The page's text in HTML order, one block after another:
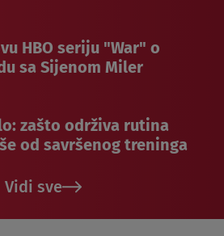
HBO seriju "War" o
sa Sijenom Miler
zašto održiva rutina
od savršenog treninga
Vidi sve